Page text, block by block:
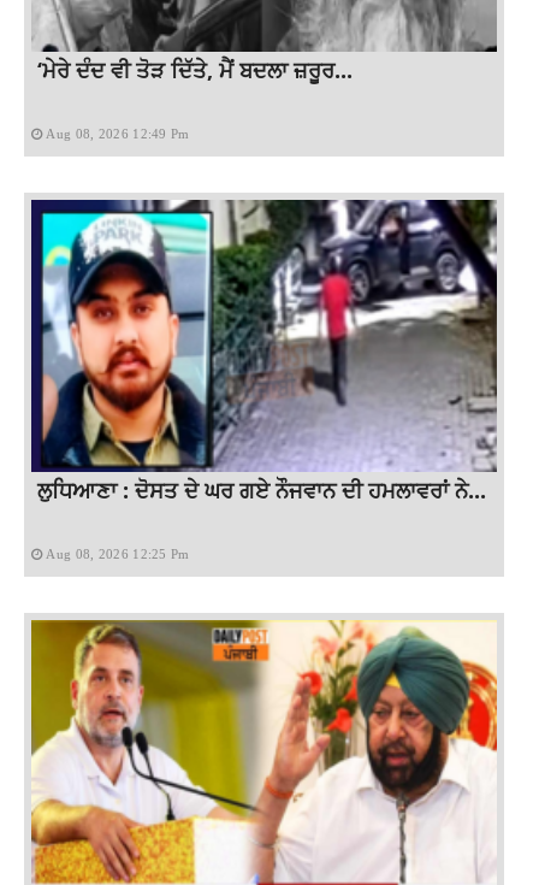
‘ਮੇਰੇ ਦੰਦ ਵੀ ਤੋੜ ਦਿੱਤੇ, ਮੈਂ ਬਦਲਾ ਜ਼ਰੂਰ...
Aug 08, 2026 12:49 Pm
ਲੁਧਿਆਣਾ : ਦੋਸਤ ਦੇ ਘਰ ਗਏ ਨੌਜਵਾਨ ਦੀ ਹਮਲਾਵਰਾਂ ਨੇ...
Aug 08, 2026 12:25 Pm